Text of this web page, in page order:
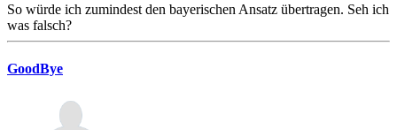
So würde ich zumindest den bayerischen Ansatz übertragen. Seh ich
was falsch?
GoodBye